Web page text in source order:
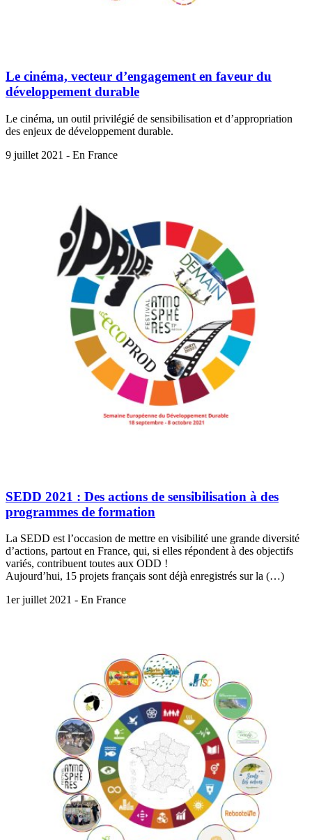
Le cinéma, vecteur d’engagement en faveur du
développement durable
Le cinéma, un outil privilégié de sensibilisation et d’appropriation
des enjeux de développement durable.
9 juillet 2021 - En France
SEDD 2021 : Des actions de sensibilisation à des
programmes de formation
La SEDD est l’occasion de mettre en visibilité une grande diversité
d’actions, partout en France, qui, si elles répondent à des objectifs
variés, contribuent toutes aux ODD !
Aujourd’hui, 15 projets français sont déjà enregistrés sur la (…)
1er juillet 2021 - En France